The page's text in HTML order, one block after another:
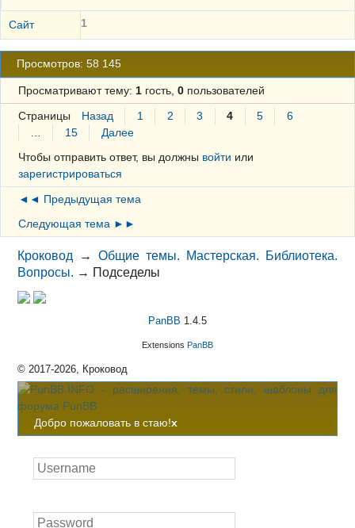
Сайт 1
Просмотров: 58 145
Просматривают тему: 1гость, 0пользователей
Страницы Назад 1 2 3 4 5
6
15
Далее
Чтобы отправить ответ, вы должны войти или
зарегистрироваться
◄◄ Предыдущая тема
Следующая тема ►►
Кроковод →Общие темы. Мастерская. Библиотека.
Вопросы. → Подседелы
PanBB 1.4.5
Extensions PanBB
© 2017-2026, Кроковод
Добро пожаловать в стаю!x